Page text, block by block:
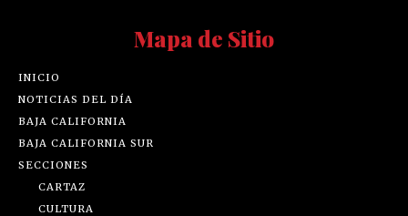
Mapa de Sitio
INICIO
NOTICIAS DEL DÍA
BAJA CALIFORNIA
BAJA CALIFORNIA SUR
SECCIONES
CARTAZ
CULTURA